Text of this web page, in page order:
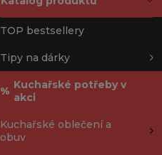
TOP bestsellery
Tipy na dárky
% Kuchařské potřeby v
akci
Kuchařské oblečení a
obuv